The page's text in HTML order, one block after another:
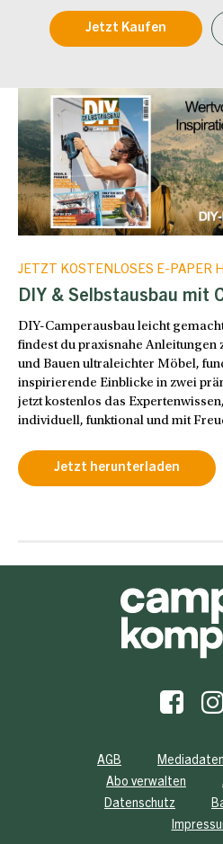
Jetzt Kaufen
JETZT KOSTENLOSES E-PAPER
DIY & Selbstausbau mit
DIY-Camperausbau leicht
findest du praxisnahe Anleitungen
und Bauen ultraleichter Möbel,
inspirierende Einblicke in zwei
jetzt kostenlos das
individuell, funktional und mit
Jetzt herunterladen
AGB Mediadaten
Abo verwalten
Datenschutz